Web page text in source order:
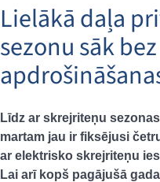
Lielākā daļa
sezonu sāk
Līdz ar skrejriteņu
martam jau ir fiksējusi
ar elektrisko skrejriteņu
Lai arī kopš pagājušā